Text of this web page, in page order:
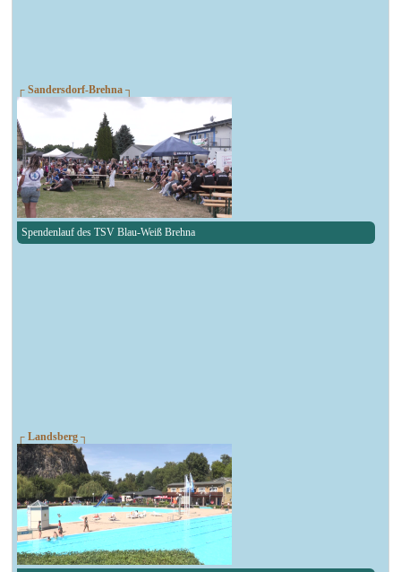
┌ Sandersdorf-Brehna ┐
Spendenlauf des TSV Blau-Weiß Brehna
┌ Landsberg ┐